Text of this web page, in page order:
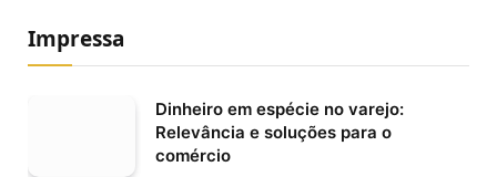
Impressa
Dinheiro em espécie no varejo:
Relevância e soluções para o
comércio